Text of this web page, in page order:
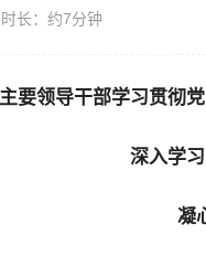
长： 约7分钟
要领导干部学习贯彻
深入学
凝